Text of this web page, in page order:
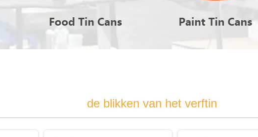
de blikken van het verftin